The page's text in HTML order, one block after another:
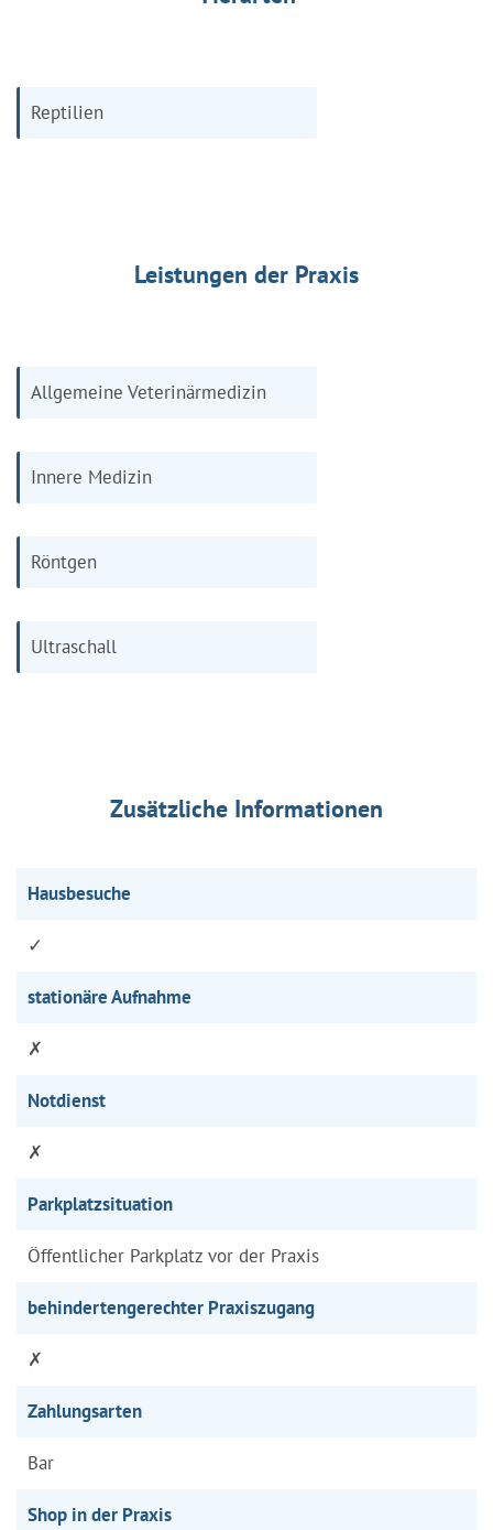
Reptilien
Leistungen der Praxis
Allgemeine Veterinärmedizin
Innere Medizin
Röntgen
Ultraschall
Zusätzliche Informationen
Hausbesuche
✓
stationäre Aufnahme
✗
Notdienst
✗
Parkplatzsituation
Öffentlicher Parkplatz vor der Praxis
behindertengerechter Praxiszugang
✗
Zahlungsarten
Bar
Shop in der Praxis